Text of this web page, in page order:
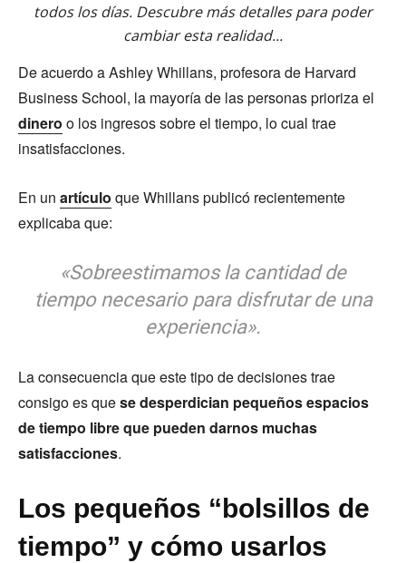
todos los días. Descubre más detalles para poder
cambiar esta realidad...
De acuerdo a Ashley Whillans, profesora de Harvard
Business School, la mayoría de las personas prioriza el
dinero o los ingresos sobre el tiempo, lo cual trae
insatisfacciones.
En un artículo que Whillans publicó recientemente
explicaba que:
«Sobreestimamos la cantidad de
tiempo necesario para disfrutar de una
experiencia».
La consecuencia que este tipo de decisiones trae
consigo es quese desperdician pequeños espacios
de tiempo libre que pueden darnos muchas
satisfacciones.
Los pequeños “bolsillos de
tiempo” y cómo usarlos